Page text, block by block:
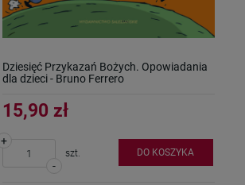
Dziesięć Przykazań Bożych. Opowiadania
dla dzieci - Bruno Ferrero
15,90 zł
-
+
szt. DO KOSZYKA